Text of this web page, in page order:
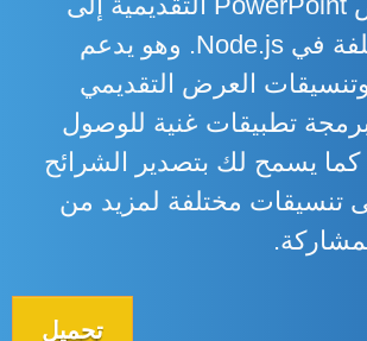
تنسيقات مختلفة في Node.js. وهو يدعم
العرض التقديمي
تطبيقات غنية للوصول
كما يسمح لك بتصدير الشرائح
تنسيقات مختلفة لمزيد من
تحميل